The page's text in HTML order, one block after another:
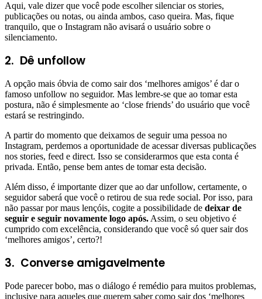
Aqui, vale dizer que você pode escolher silenciar os stories,
publicações ou notas, ou ainda ambos, caso queira. Mas, fique
tranquilo, que o Instagram não avisará o usuário sobre o
silenciamento.
2. Dê unfollow
A opção mais óbvia de como sair dos ‘melhores amigos’ é dar o
famoso unfollow no seguidor. Mas lembre-se que ao tomar esta
postura, não é simplesmente ao ‘close friends’ do usuário que você
estará se restringindo.
A partir do momento que deixamos de seguir uma pessoa no
Instagram, perdemos a oportunidade de acessar diversas publicações
nos stories, feed e direct. Isso se considerarmos que esta conta é
privada. Então, pense bem antes de tomar esta decisão.
Além disso, é importante dizer que ao dar unfollow, certamente, o
seguidor saberá que você o retirou de sua rede social. Por isso, para
não passar por maus lençóis, cogite a possibilidade de deixar de
seguir e seguir novamente logo após. Assim, o seu objetivo é
cumprido com excelência, considerando que você só quer sair dos
‘melhores amigos’, certo?!
3. Converse amigavelmente
Pode parecer bobo, mas o diálogo é remédio para muitos problemas,
inclusive para aqueles que querem saber como sair dos ‘melhores